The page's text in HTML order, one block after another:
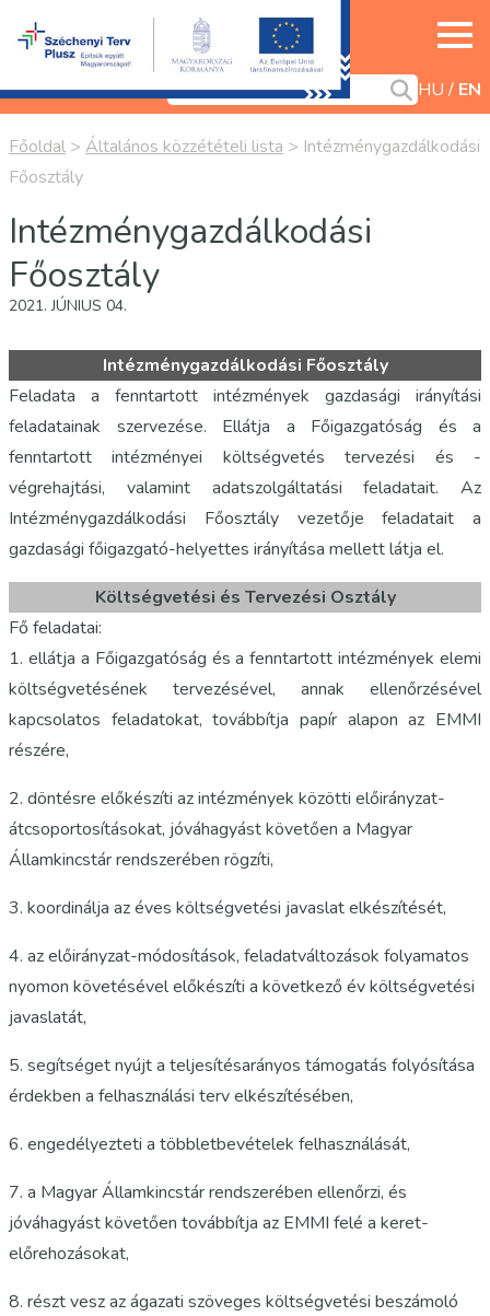
HU EN
Főoldal > Általános közzétételi lista > Intézménygazdálkodási
Főosztály
Intézménygazdálkodási
Főosztály
2021. JÚNIUS 04.
Intézménygazdálkodási Főosztály
Feladata a fenntartott intézmények gazdasági irányítási
feladatainak szervezése. Ellátja a Főigazgatóság és a
fenntartott intézményei költségvetés tervezési és -
végrehajtási, valamint adatszolgáltatási feladatait. Az
Intézménygazdálkodási Főosztály vezetője feladatait a
gazdasági főigazgató-helyettes irányítása mellett látja el.
Költségvetési és Tervezési Osztály
Fő feladatai:
1. ellátja a Főigazgatóság és a fenntartott intézmények elemi
költségvetésének tervezésével, annak ellenőrzésével
kapcsolatos feladatokat, továbbítja papír alapon az EMMI
részére,
2. döntésre előkészíti az intézmények közötti előirányzat-
átcsoportosításokat, jóváhagyást követően a Magyar
Államkincstár rendszerében rögzíti,
3. koordinálja az éves költségvetési javaslat elkészítését,
4. az előirányzat-módosítások, feladatváltozások folyamatos
nyomon követésével előkészíti a következő év költségvetési
javaslatát,
5. segítséget nyújt a teljesítésarányos támogatás folyósítása
érdekben a felhasználási terv elkészítésében,
6. engedélyezteti a többletbevételek felhasználását,
7. a Magyar Államkincstár rendszerében ellenőrzi, és
jóváhagyást követően továbbítja az EMMI felé a keret-
előrehozásokat,
8. részt vesz az ágazati szöveges költségvetési beszámoló